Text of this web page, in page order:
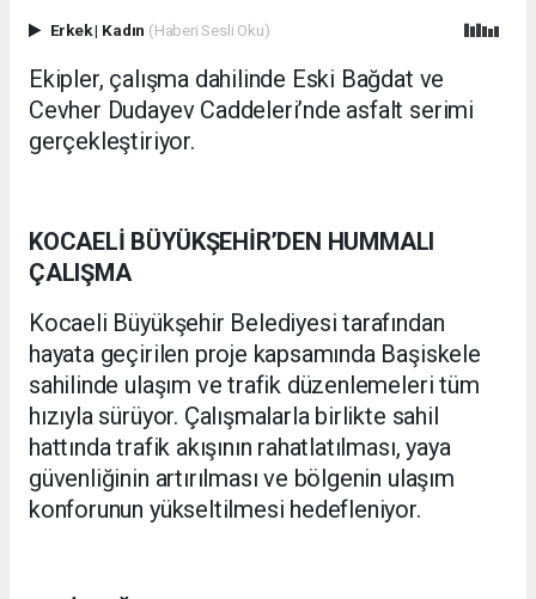
Erkek| Kadın (Haberi Sesli Oku)
Ekipler, çalışma dahilinde Eski Bağdat ve
Cevher Dudayev Caddeleri’nde asfalt serimi
gerçekleştiriyor.
KOCAELİ BÜYÜKŞEHİR’DEN HUMMALI
ÇALIŞMA
Kocaeli Büyükşehir Belediyesi tarafından
hayata geçirilen proje kapsamında Başiskele
sahilinde ulaşım ve trafik düzenlemeleri tüm
hızıyla sürüyor. Çalışmalarla birlikte sahil
hattında trafik akışının rahatlatılması, yaya
güvenliğinin artırılması ve bölgenin ulaşım
konforunun yükseltilmesi hedefleniyor.